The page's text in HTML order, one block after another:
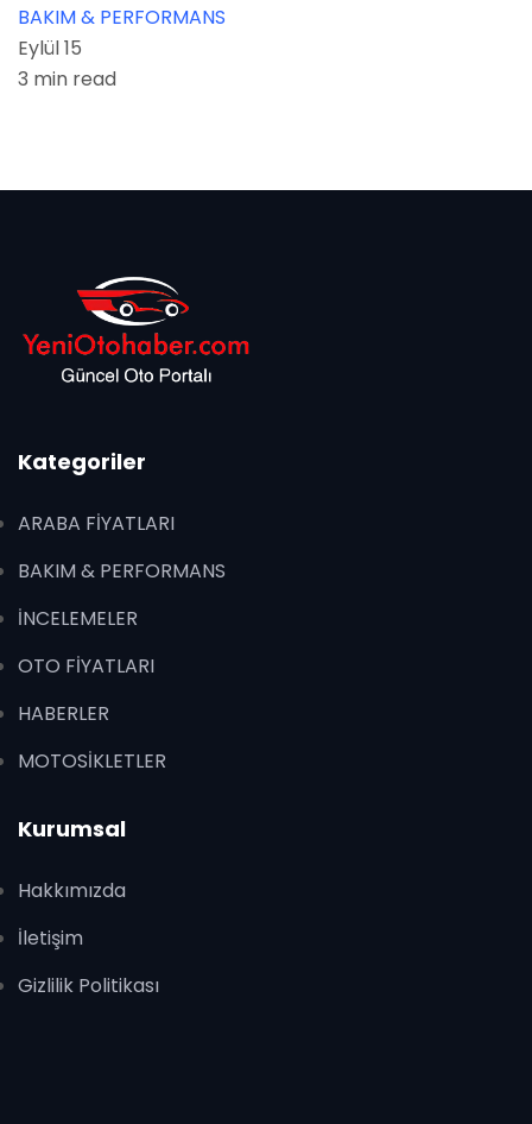
BAKIM & PERFORMANS
Eylül 15
3 min read
Kategoriler
ARABA FİYATLARI
BAKIM & PERFORMANS
İNCELEMELER
OTO FİYATLARI
HABERLER
MOTOSİKLETLER
Kurumsal
Hakkımızda
İletişim
Gizlilik Politikası